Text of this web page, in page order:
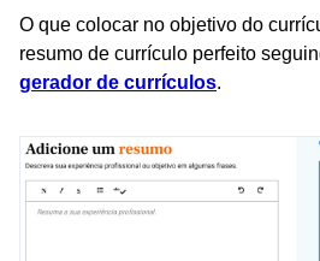
O que colocar no objetivo do
resumo de currículo perfeito
gerador de currículos.